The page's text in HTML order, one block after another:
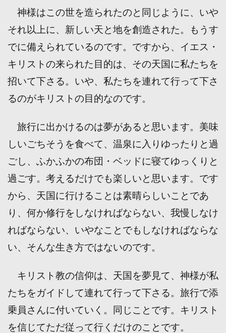
神様はこの世を造られたのと同じように、いや
それ以上に、新しい天と地を創造された。もうす
でに備えられているのです。ですから、イエス・
キリストの来られた目的は、その天国に私たちを
招いて下さる。いや、私たちを連れて行って下さ
るのがキリストの目的なのです。
旅行に出かけるのは夢があると思います。美味
しいごちそうを食べて、温泉に入りゆったりと過
ごし、ふかふかの布団・ベッドに寝てゆっくりと
過ごす。考えるだけでも楽しいと思います。です
から、天国に行けることは素晴らしいことであ
り、何か修行をしなければならない、我慢しなけ
ればならない、いやなことでもしなければならな
い、そんな生き方ではないのです。
キリスト教の信仰は、天国を夢見て、神様が私
たちをガイドして連れて行って下さる。旅行で添
乗員さんに付いていく。同じことです。キリスト
を信じてただ従って行くだけのことです。